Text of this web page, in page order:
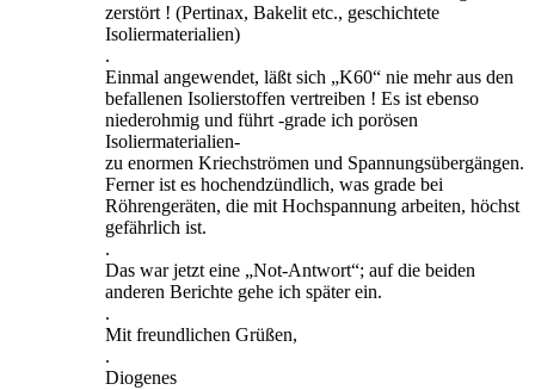
zerstört ! (Pertinax, Bakelit etc., geschichtete
Isoliermaterialien)
.
Einmal angewendet, läßt sich „K60“ nie mehr aus den
befallenen Isolierstoffen vertreiben ! Es ist ebenso
niederohmig und führt -grade ich porösen
Isoliermaterialien-
zu enormen Kriechströmen und Spannungsübergängen.
Ferner ist es hochendzündlich, was grade bei
Röhrengeräten, die mit Hochspannung arbeiten, höchst
gefährlich ist.
.
Das war jetzt eine „Not-Antwort“; auf die beiden
anderen Berichte gehe ich später ein.
.
Mit freundlichen Grüßen,
.
Diogenes